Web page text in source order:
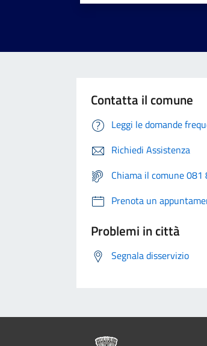
Contatta il comune
Leggi le domande
Richiedi Assistenza
Chiama il comune
Prenota un
Problemi in città
Segnala disservizio